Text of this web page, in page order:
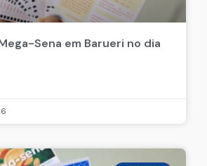
Sena em Barueri no dia